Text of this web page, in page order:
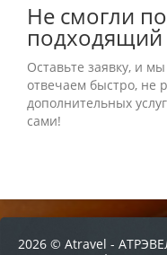
Не смогли
подходящий
Оставьте заявку, и
отвечаем быстро, не
дополнительных
сами!
2026 © Atravel -